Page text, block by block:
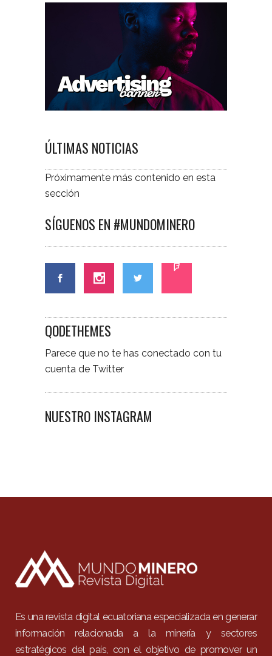
ÚLTIMAS NOTICIAS
Próximamente más contenido en esta
sección
SÍGUENOS EN #MUNDOMINERO
QODETHEMES
Parece que no te has conectado con tu
cuenta de Twitter
NUESTRO INSTAGRAM
Es una revista digital ecuatoriana especializada en generar
información relacionada a la minería y sectores
estratégicos del país, con el objetivo de promover un